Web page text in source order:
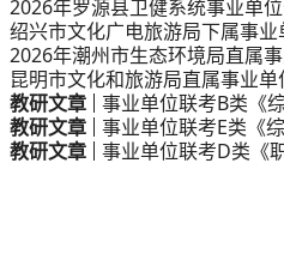
2026年罗源县卫健系统事业单
公告
绍兴市文化广电旅游局下属事
次人才公
2026年潮州市生态环境局直属
公开招
昆明市文化和旅游局直属事业
员公告
教研文章 事业单位联考B类《
教研文章 事业单位联考E类《
教研文章 事业单位联考D类《